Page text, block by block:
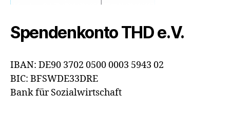
Spendenkonto THD e.V.
IBAN: DE90 3702 0500 0003 5943 02
BIC: BFSWDE33DRE
Bank für Sozialwirtschaft